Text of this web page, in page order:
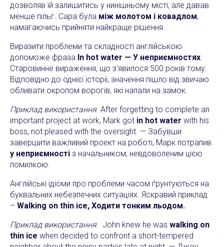
дозволяв їй залишитись у нинішньому місті, але давав
менше пільг. Сара була між молотом і ковадлом,
намагаючись прийняти найкраще рішення.
Виразити проблеми та складності англійською
допоможе фраза In hot water — У неприємностях.
Старовинне вираження, що з’явилося 500 років тому.
Відповідно до однієї історії, значення пішло від звичаю
обливати окропом ворогів, які напали на замок.
Приклад використання. After forgetting to complete an
important project at work, Mark got in hot water with his
boss, not pleased with the oversight. — Забувши
завершити важливий проект на роботі, Марк потрапив
у неприємності з начальником, невдоволеним цією
помилкою.
Англійські ідіоми про проблеми часом ґрунтуються на
буквальних небезпечних ситуаціях. Яскравий приклад
– Walking on thin ice, Ходити тонким льодом.
Приклад використання. John knew he was walking on
thin ice when decided to confront a short-tempered